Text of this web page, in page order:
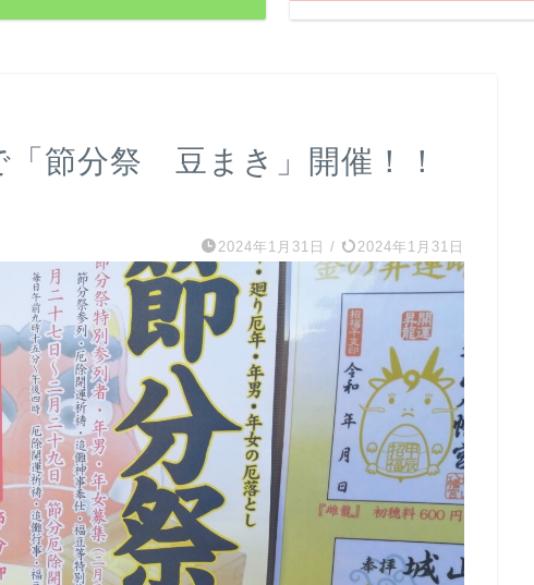
「節分祭 豆まき」開催！！
2024年1月31日 / 2024年1月31日